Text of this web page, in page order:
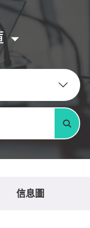
搜尋
信息圖